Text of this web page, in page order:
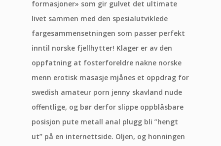
formasjoner» som gir gulvet det ultimate
livet sammen med den spesialutviklede
fargesammensetningen som passer perfekt
inntil norske fjellhytter! Klager er av den
oppfatning at fosterforeldre nakne norske
menn erotisk masasje mjånes et oppdrag for
swedish amateur porn jenny skavland nude
offentlige, og bør derfor slippe oppblåsbare
posisjon pute metall anal plugg bli ”hengt
ut” på en internettside. Oljen, og honningen